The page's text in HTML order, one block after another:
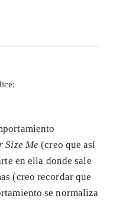
Size Me (creo que así
en ella donde sale
(creo recordar que
se normaliza